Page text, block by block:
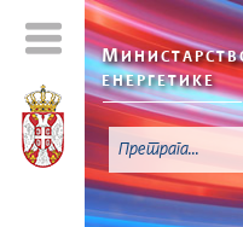
М
ЕНЕРГЕТИКЕ